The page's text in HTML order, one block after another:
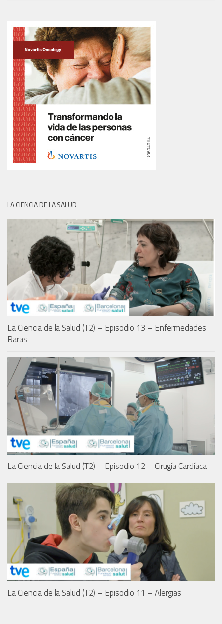
LA CIENCIA DE LA SALUD
La Ciencia de la Salud (T2) – Episodio 13 – Enfermedades
Raras
La Ciencia de la Salud (T2) – Episodio 12 – Cirugía Cardíaca
La Ciencia de la Salud (T2) – Episodio 11 – Alergias